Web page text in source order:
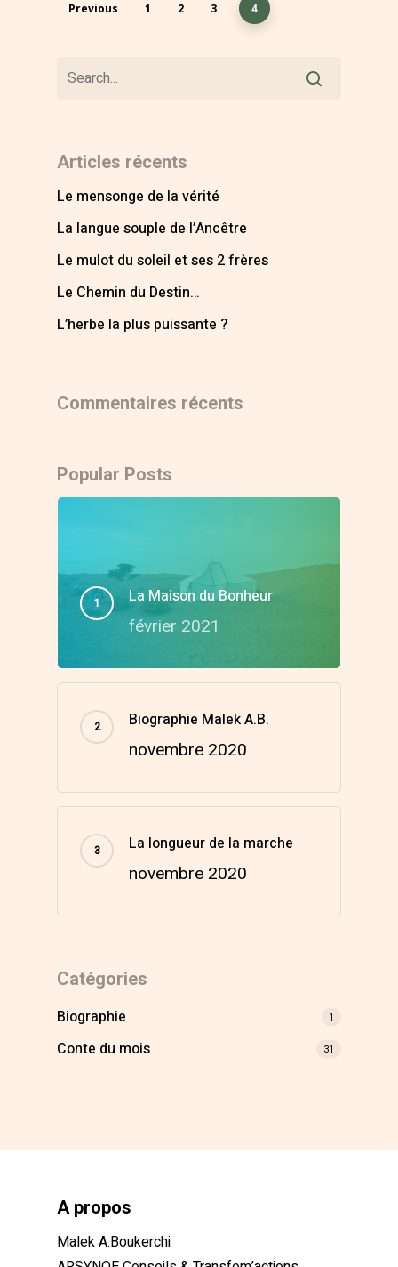
Previous 1 2 3 4
Articles récents
Le mensonge de la vérité
La langue souple de l’Ancêtre
Le mulot du soleil et ses 2 frères
Le Chemin du Destin…
L’herbe la plus puissante ?
Commentaires récents
Popular Posts
La Maison du Bonheur
février 2021
Biographie Malek A.B.
novembre 2020
La longueur de la marche
novembre 2020
Catégories
Biographie
1
Conte du mois 31
A propos
Malek A.Boukerchi